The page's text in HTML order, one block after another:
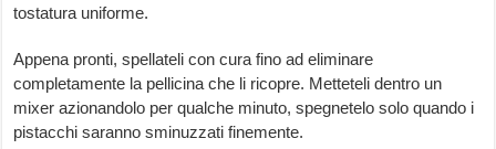
tostatura uniforme.
Appena pronti, spellateli con cura fino ad eliminare
completamente la pellicina che li ricopre. Metteteli dentro un
mixer azionandolo per qualche minuto, spegnetelo solo quando i
pistacchi saranno sminuzzati finemente.